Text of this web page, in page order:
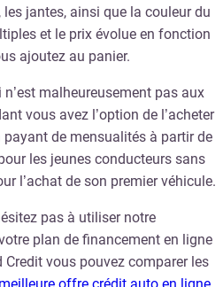
jantes, ainsi que la couleur du
et le prix évolue en fonction
ajoutez au panier.
malheureusement pas aux
vous avez l’option de l’acheter
payant de mensualités à partir de
les jeunes conducteurs sans
l’achat de son premier véhicule.
pas à utiliser notre
plan de financement en ligne
Credit vous pouvez comparer les